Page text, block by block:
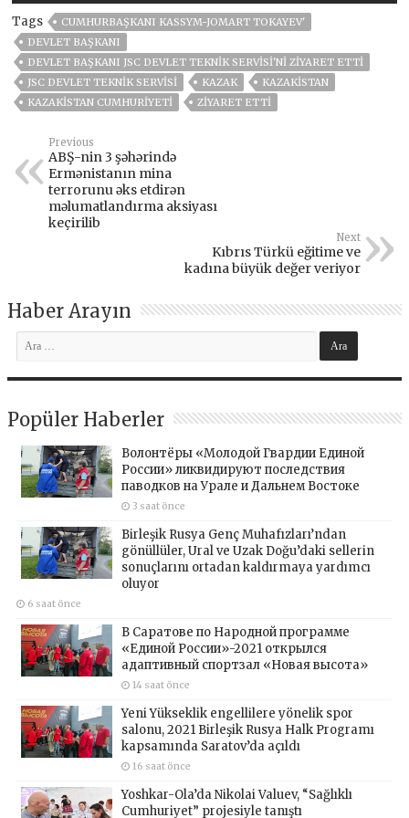
Tags
CUMHURBAŞKANI KASSYM-JOMART TOKAYEV'
DEVLET BAŞKANI
DEVLET BAŞKANI JSC DEVLET TEKNIK SERVISI'NI ZIYARET ETTI
JSC DEVLET TEKNIK SERVISI
KAZAK
KAZAKİSTAN
KAZAKISTAN CUMHURIYETI
ZİYARET ETTİ
Previous
ABŞ-nin 3 şəhərində
Ermənistanın mina
terrorunu əks etdirən
məlumatlandırma aksiyası
keçirilib
Next
Kıbrıs Türkü eğitime ve
kadına büyük değer veriyor
Haber Arayın
Popüler Haberler
Волонтёры «Молодой Гвардии Единой
России» ликвидируют последствия
паводков на Урале и Дальнем Востоке
3 saat önce
Birleşik Rusya Genç Muhafızları’ndan
gönüllüler, Ural ve Uzak Doğu’daki sellerin
sonuçlarını ortadan kaldırmaya yardımcı
oluyor
6 saat önce
В Саратове по Народной программе
«Единой России»-2021 открылся
адаптивный спортзал «Новая высота»
14 saat önce
Yeni Yükseklik engellilere yönelik spor
salonu, 2021 Birleşik Rusya Halk Programı
kapsamında Saratov’da açıldı
16 saat önce
Yoshkar-Ola’da Nikolai Valuev, “Sağlıklı
Cumhuriyet” projesiyle tanıştı